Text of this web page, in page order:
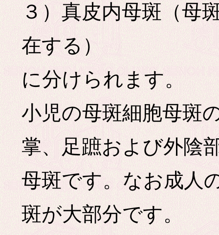
３）真皮内母斑（母
在する）
に分けられます。
小児の母斑細胞母斑
掌、足蹠および外陰
母斑です。なお成人
斑が大部分です。